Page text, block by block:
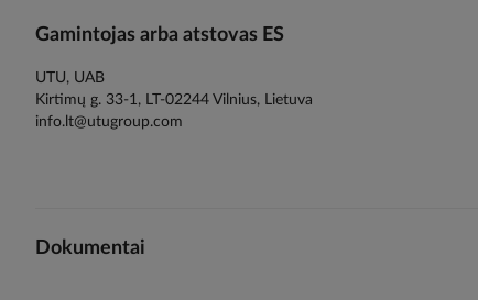
Gamintojas arba atstovas ES
UTU, UAB
Kirtimų g. 33-1, LT-02244 Vilnius, Lietuva
info.lt@utugroup.com
Dokumentai